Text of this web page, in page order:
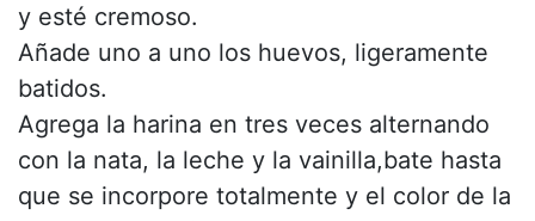
y esté cremoso.
Añade uno a uno los huevos, ligeramente
batidos.
Agrega la harina en tres veces alternando
con la nata, la leche y la vainilla,bate hasta
que se incorpore totalmente y el color de la